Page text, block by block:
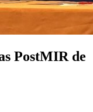
PostMIR de